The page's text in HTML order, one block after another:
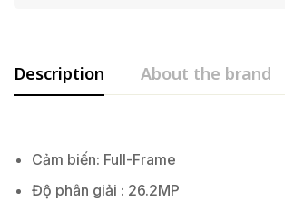
Description About the brand
Cảm biến: Full-Frame
Độ phân giải : 26.2MP